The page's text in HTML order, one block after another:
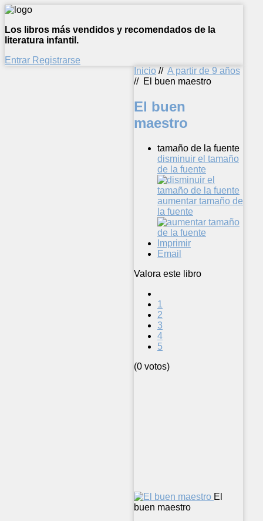
Los libros más vendidos y recomendados de la
literatura infantil.
Entrar Registrarse
Inicio // A partir de 9 años
// El buen maestro
El buen
maestro
tamaño de la fuente
disminuir el tamaño
de la fuente
aumentar tamaño de
la fuente
Imprimir
Email
Valora este libro
1
2
3
4
5
(0 votos)
El
buen maestro